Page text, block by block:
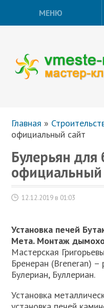
МЕНЮ
Главная »
официальный сайт
Булерьян для
официальный
12.12.2019 в 01:03
Установка печей
Мета. Монтаж
Мастерская
Бренеран (Breneran) –
Булериан, Буллериан.
Установка